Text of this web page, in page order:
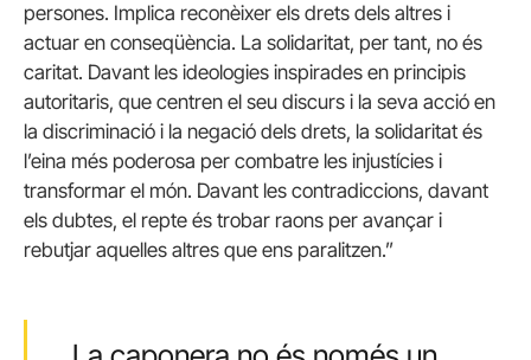
persones. Implica reconèixer els drets dels altres i
actuar en conseqüència. La solidaritat, per tant, no és
caritat. Davant les ideologies inspirades en principis
autoritaris, que centren el seu discurs i la seva acció en
la discriminació i la negació dels drets, la solidaritat és
l’eina més poderosa per combatre les injustícies i
transformar el món. Davant les contradiccions, davant
els dubtes, el repte és trobar raons per avançar i
rebutjar aquelles altres que ens paralitzen.”